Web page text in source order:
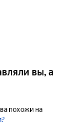
вы, а
похожи на